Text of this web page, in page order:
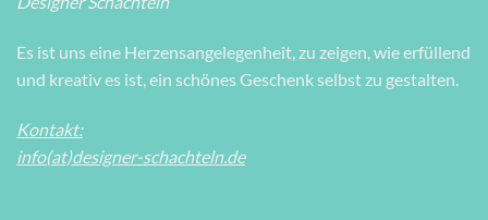
Es ist uns eine Herzensangelegenheit, zu zeigen, wie erfüllend
und kreativ es ist, ein schönes Geschenk selbst zu gestalten.
Kontakt:
info(at)designer-schachteln.de